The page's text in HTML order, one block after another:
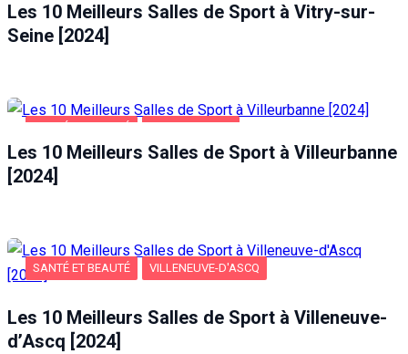
Les 10 Meilleurs Salles de Sport à Vitry-sur-
Seine [2024]
Les 10 Meilleurs Salles de Sport à Villeurbanne
[2024]
SANTÉ ET BEAUTÉ VILLENEUVE-D'ASCQ
Les 10 Meilleurs Salles de Sport à Villeneuve-
d’Ascq [2024]